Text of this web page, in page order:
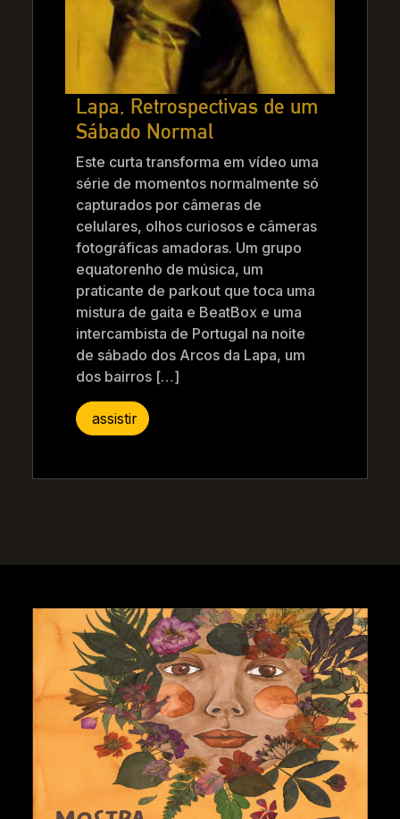
Lapa, Retrospectivas de um
Sábado Normal
Este curta transforma em vídeo uma
série de momentos normalmente só
capturados por câmeras de
celulares, olhos curiosos e câmeras
fotográficas amadoras. Um grupo
equatorenho de música, um
praticante de parkout que toca uma
mistura de gaita e BeatBox e uma
intercambista de Portugal na noite
de sábado dos Arcos da Lapa, um
dos bairros […]
assistir